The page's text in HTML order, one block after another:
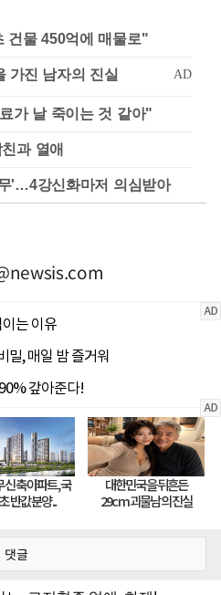
건물 450억에 매물로"
가 날 죽이는 것 같아"
과 열애
'…4강신화마저 의심받아
댓글